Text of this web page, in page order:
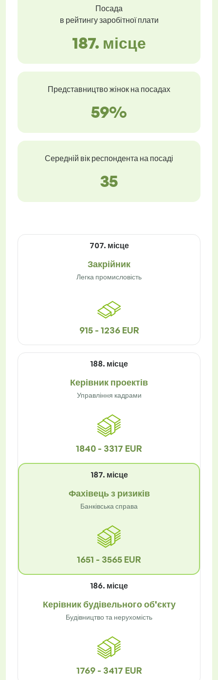
Посада
в рейтингу заробітної плати
187. місце
Представництво жінок на посадах
59%
Середній вік респондента на посаді
35
707. місце
Закрійник
Легка промисловість
915 - 1236 EUR
188. місце
Керівник проектів
Управління кадрами
1840 - 3317 EUR
187. місце
Фахівець з ризиків
Банківська справа
1651 - 3565 EUR
186. місце
Керівник будівельного об'єкту
Будівництво та нерухомість
1769 - 3417 EUR